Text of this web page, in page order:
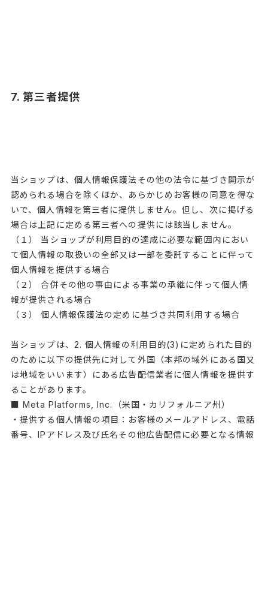
7. 第三者提供
当ショップは、個人情報保護法その他の法令に基づき開示が
認められる場合を除くほか、あらかじめお客様の同意を得な
いで、個人情報を第三者に提供しません。但し、次に掲げる
場合は上記に定める第三者への提供には該当しません。
（１） 当ショップが利用目的の達成に必要な範囲内におい
て個人情報の取扱いの全部又は一部を委託することに伴って
個人情報を提供する場合
（２） 合併その他の事由による事業の承継に伴って個人情
報が提供される場合
（３） 個人情報保護法の定めに基づき共同利用する場合
当ショップは、2. 個人情報の利用目的(3)に定められた目的
のために以下の提供先に対して外国（本邦の域外にある国又
は地域をいいます）にある広告配信業者に個人情報を提供す
ることがあります。
■ Meta Platforms, Inc.（米国・カリフォルニア州）
・提供する個人情報の項目：お客様のメールアドレス、電話
番号、IPアドレス及び氏名その他広告配信に必要となる情報